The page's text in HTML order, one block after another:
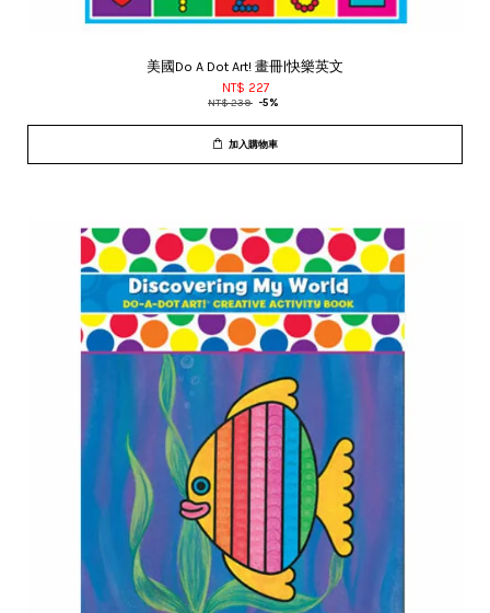
美國Do A Dot Art! 畫冊|快樂英文
NT$ 227
NT$ 239 -5%
加入購物車